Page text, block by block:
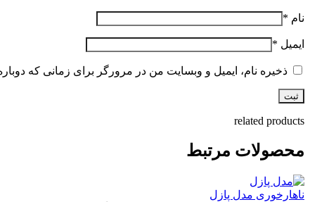
نام *
ایمیل *
ذخیره نام، ایمیل و وبسایت من در مرورگر برای زمانی که
related products
محصولات مرتبط
ناهارخوری مدل پازل